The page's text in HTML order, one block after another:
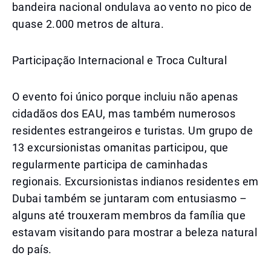
bandeira nacional ondulava ao vento no pico de
quase 2.000 metros de altura.
Participação Internacional e Troca Cultural
O evento foi único porque incluiu não apenas
cidadãos dos EAU, mas também numerosos
residentes estrangeiros e turistas. Um grupo de
13 excursionistas omanitas participou, que
regularmente participa de caminhadas
regionais. Excursionistas indianos residentes em
Dubai também se juntaram com entusiasmo –
alguns até trouxeram membros da família que
estavam visitando para mostrar a beleza natural
do país.